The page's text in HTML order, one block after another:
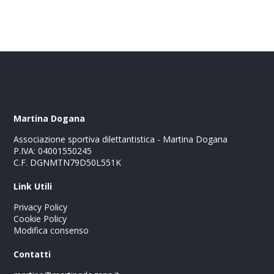
Martina Dogana
Associazione sportiva dilettantistica - Martina Dogana
P.IVA: 04001550245
C.F. DGNMTN79D50L551K
Link Utili
Privacy Policy
Cookie Policy
Modifica consenso
Contatti